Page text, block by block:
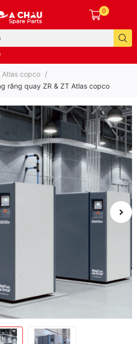
0
Atlas copco /
răng quay ZR & ZT Atlas copco